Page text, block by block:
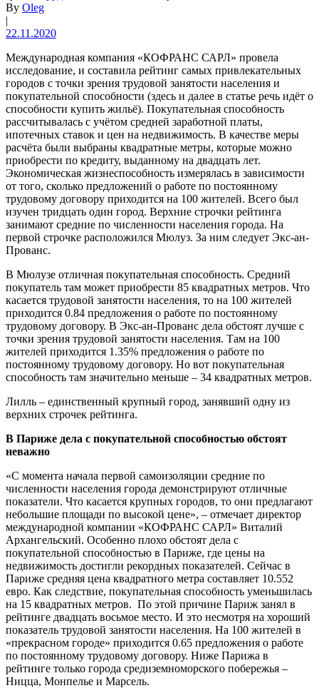
By Oleg
|
22.11.2020
Международная компания «КОФРАНС САРЛ» провела
исследование, и составила рейтинг самых привлекательных
городов с точки зрения трудовой занятости населения и
покупательной способности (здесь и далее в статье речь идёт о
способности купить жильё). Покупательная способность
рассчитывалась с учётом средней заработной платы,
ипотечных ставок и цен на недвижимость. В качестве меры
расчёта были выбраны квадратные метры, которые можно
приобрести по кредиту, выданному на двадцать лет.
Экономическая жизнеспособность измерялась в зависимости
от того, сколько предложений о работе по постоянному
трудовому договору приходится на 100 жителей. Всего был
изучен тридцать один город. Верхние строчки рейтинга
занимают средние по численности населения города. На
первой строчке расположился Мюлуз. За ним следует Экс-ан-
Прованс.
В Мюлузе отличная покупательная способность. Средний
покупатель там может приобрести 85 квадратных метров. Что
касается трудовой занятости населения, то на 100 жителей
приходится 0.84 предложения о работе по постоянному
трудовому договору. В Экс-ан-Прованс дела обстоят лучше с
точки зрения трудовой занятости населения. Там на 100
жителей приходится 1.35% предложения о работе по
постоянному трудовому договору. Но вот покупательная
способность там значительно меньше – 34 квадратных метров.
Лилль – единственный крупный город, занявший одну из
верхних строчек рейтинга.
В Париже дела с покупательной способностью обстоят
неважно
«С момента начала первой самоизоляции средние по
численности населения города демонстрируют отличные
показатели. Что касается крупных городов, то они предлагают
небольшие площади по высокой цене», – отмечает директор
международной компании «КОФРАНС САРЛ» Виталий
Архангельский. Особенно плохо обстоят дела с
покупательной способностью в Париже, где цены на
недвижимость достигли рекордных показателей. Сейчас в
Париже средняя цена квадратного метра составляет 10.552
евро. Как следствие, покупательная способность уменьшилась
на 15 квадратных метров. По этой причине Париж занял в
рейтинге двадцать восьмое место. И это несмотря на хороший
показатель трудовой занятости населения. На 100 жителей в
«прекрасном городе» приходится 0.65 предложения о работе
по постоянному трудовому договору. Ниже Парижа в
рейтинге только города средиземноморского побережья –
Ницца, Монпелье и Марсель.